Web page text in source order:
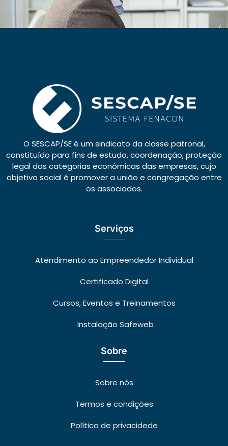
O SESCAP/SE é um sindicato da classe patronal,
constituído para fins de estudo, coordenação, proteção
legal das categorias econômicas das empresas, cujo
objetivo social é promover a união e congregação entre
os associados.
Serviços
Atendimento ao Empreendedor Individual
Certificado Digital
Cursos, Eventos e Treinamentos
Instalação Safeweb
Sobre
Sobre nós
Termos e condições
Política de privacidede